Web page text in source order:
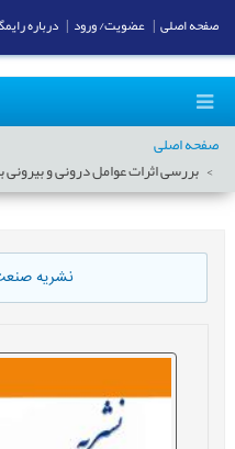
صفحه اصلی
بررسی اثرات عوامل درونی و بیرونی
نشریه
صفحه اصلی عضویت/ ورود درباره رایمگ